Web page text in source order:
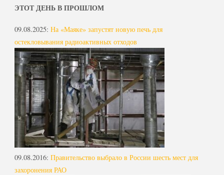
ЭТОТ ДЕНЬ В ПРОШЛОМ
09.08.2025: На «Маяке» запустят новую печь для
остекловывания радиоактивных отходов
09.08.2016: Правительство выбрало в России шесть мест для
захоронения РАО